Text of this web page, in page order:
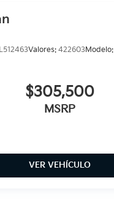
Valores: 422603Modelo:
$305,500
MSRP
VER VEHÍCULO